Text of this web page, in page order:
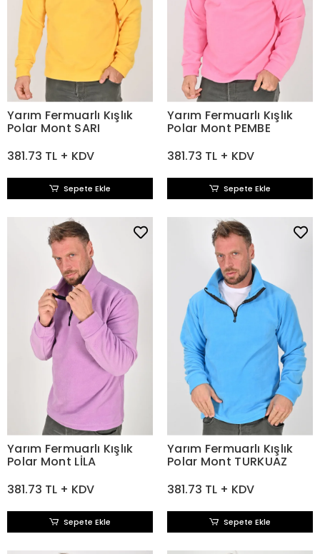
Yarım Fermuarlı Kışlık
Polar Mont SARI
381.73 TL + KDV
Sepete Ekle
Yarım Fermuarlı Kışlık
Polar Mont PEMBE
381.73 TL + KDV
Sepete Ekle
Yarım Fermuarlı Kışlık
Polar Mont LİLA
381.73 TL + KDV
Sepete Ekle
Yarım Fermuarlı Kışlık
Polar Mont TURKUAZ
381.73 TL + KDV
Sepete Ekle